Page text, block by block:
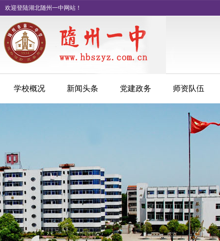
欢迎登陆湖北随州一中网站！
学校概况 新闻头条 党建政务 师资队伍